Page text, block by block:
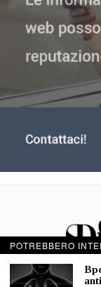
POTREBBERO